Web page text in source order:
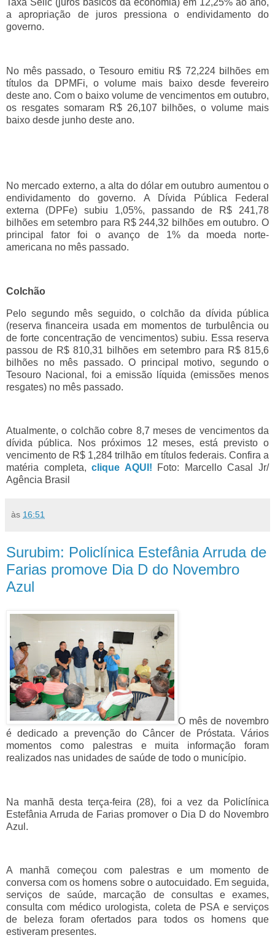
Taxa Selic (juros básicos da economia) em 12,25% ao ano,
a apropriação de juros pressiona o endividamento do
governo.
No mês passado, o Tesouro emitiu R$ 72,224 bilhões em
títulos da DPMFi, o volume mais baixo desde fevereiro
deste ano. Com o baixo volume de vencimentos em outubro,
os resgates somaram R$ 26,107 bilhões, o volume mais
baixo desde junho deste ano.
No mercado externo, a alta do dólar em outubro aumentou o
endividamento do governo. A Dívida Pública Federal
externa (DPFe) subiu 1,05%, passando de R$ 241,78
bilhões em setembro para R$ 244,32 bilhões em outubro. O
principal fator foi o avanço de 1% da moeda norte-
americana no mês passado.
Colchão
Pelo segundo mês seguido, o colchão da dívida pública
(reserva financeira usada em momentos de turbulência ou
de forte concentração de vencimentos) subiu. Essa reserva
passou de R$ 810,31 bilhões em setembro para R$ 815,6
bilhões no mês passado. O principal motivo, segundo o
Tesouro Nacional, foi a emissão líquida (emissões menos
resgates) no mês passado.
Atualmente, o colchão cobre 8,7 meses de vencimentos da
dívida pública. Nos próximos 12 meses, está previsto o
vencimento de R$ 1,284 trilhão em títulos federais. Confira a
matéria completa,clique AQUI! Foto: Marcello Casal Jr/
Agência Brasil
às 16:51
Surubim: Policlínica Estefânia Arruda de
Farias promove Dia D do Novembro
Azul
O mês de novembro
é dedicado a prevenção do Câncer de Próstata. Vários
momentos como palestras e muita informação foram
realizados nas unidades de saúde de todo o município.
Na manhã desta terça-feira (28), foi a vez da Policlínica
Estefânia Arruda de Farias promover o Dia D do Novembro
Azul.
A manhã começou com palestras e um momento de
conversa com os homens sobre o autocuidado. Em seguida,
serviços de saúde, marcação de consultas e exames,
consulta com médico urologista, coleta de PSA e serviços
de beleza foram ofertados para todos os homens que
estiveram presentes.